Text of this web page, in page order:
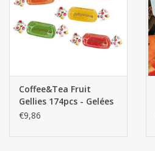
Coffee&Tea Fruit
Gellies 174pcs - Gelées
€9,86